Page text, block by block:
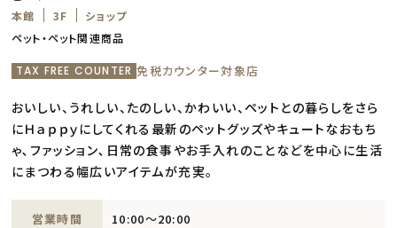
本館 3F
ショップ
ペット・ペット関連商品
TAX FREE COUNTER 免税カウンター対象店
おいしい、うれしい、たのしい、かわいい、ペットとの暮らしをさら
にＨａｐｐｙにしてくれる最新のペットグッズやキュートなおもち
ゃ､ファッション､日常の食事やお手入れのことなどを中心に生活
にまつわる幅広いアイテムが充実。
営業時間 10:00～20:00